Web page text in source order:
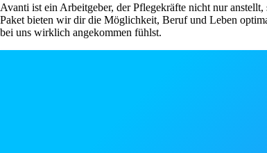
Avanti ist ein Arbeitgeber, der Pflegekräfte nicht nur
Paket bieten wir dir die Möglichkeit, Beruf und Leben
bei uns wirklich angekommen fühlst.